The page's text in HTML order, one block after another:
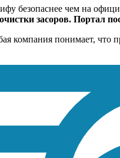
безопаснее чем на
засоров. Портал
компания понимает,